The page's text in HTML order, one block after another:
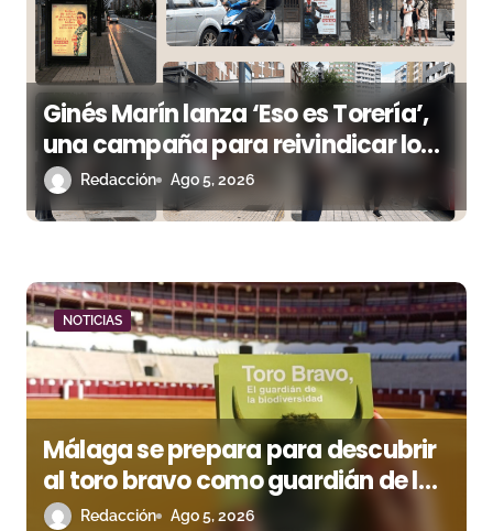
d
e
e
n
t
a
d
a
s
Ginés Marín lanza ‘Eso es Torería’,
una campaña para reivindicar los
valores del toreo más allá del ruedo
Redacción Ago 5, 2026
NOTICIAS
Málaga se prepara para descubrir
al toro bravo como guardián de la
biodiversidad
Redacción Ago 5, 2026